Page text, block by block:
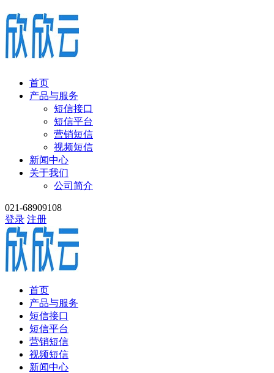
首页
产品与服务
短信接口
短信平台
营销短信
视频短信
新闻中心
关于我们
公司简介
021-68909108
登录 注册
首页
产品与服务
短信接口
短信平台
营销短信
视频短信
新闻中心